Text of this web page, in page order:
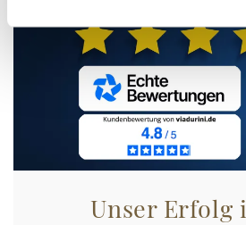
Unser Erfolg